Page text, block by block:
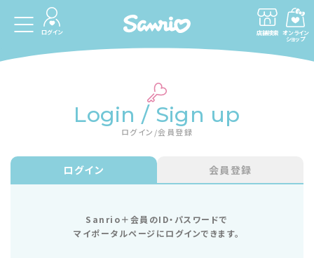
ログイン 店舗検索 オンライン
ショップ
Login / Sign up
ログイン/会員登録
ログイン 会員登録
Sanrio＋会員のID・パスワードで
マイポータルページにログインできます。